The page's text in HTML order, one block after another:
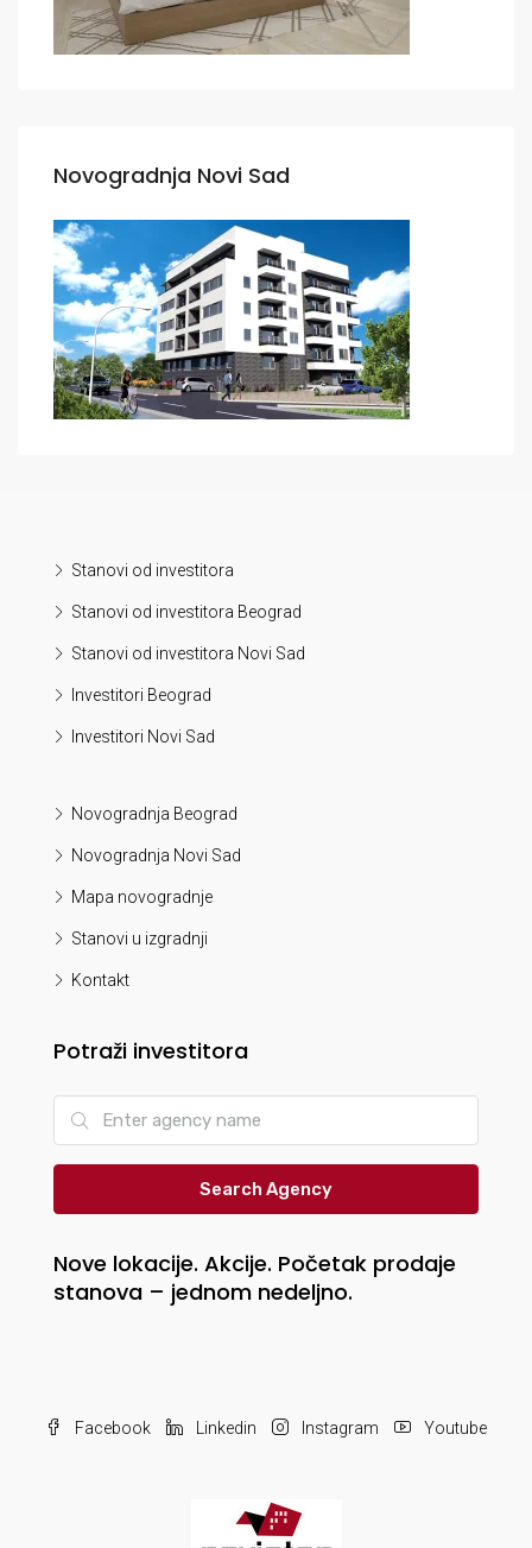
Novogradnja Novi Sad
Stanovi od investitora
Stanovi od investitora Beograd
Stanovi od investitora Novi Sad
Investitori Beograd
Investitori Novi Sad
Novogradnja Beograd
Novogradnja Novi Sad
Mapa novogradnje
Stanovi u izgradnji
Kontakt
Potraži investitora
Search Agency
Nove lokacije. Akcije. Početak prodaje
stanova – jednom nedeljno.
Facebook Linkedin Instagram Youtube